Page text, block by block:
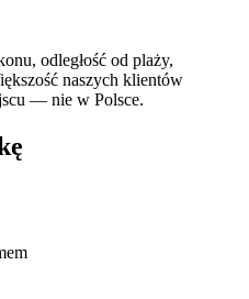
odległość od plaży,
naszych klientów
— nie w Polsce.